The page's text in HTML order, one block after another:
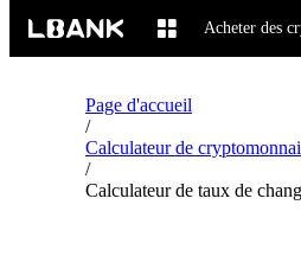
Acheter des
Page d'accueil
/
Calculateur de
/
Calculateur de taux de